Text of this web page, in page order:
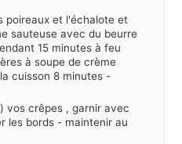
poireaux et l'échalote et
sauteuse avec du beurre
15 minutes à feu
à soupe de crème
cuisson 8 minutes -
vos crêpes , garnir avec
les bords - maintenir au